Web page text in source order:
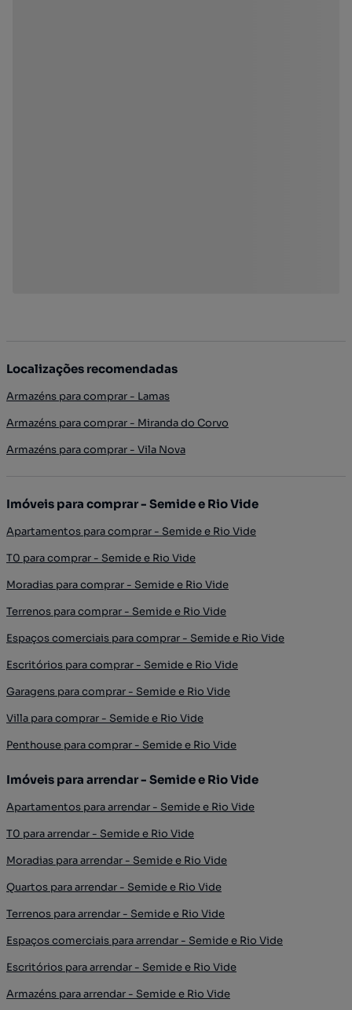
Localizações recomendadas
Armazéns para comprar - Lamas
Armazéns para comprar - Miranda do Corvo
Armazéns para comprar - Vila Nova
Imóveis para comprar - Semide e Rio Vide
Apartamentos para comprar - Semide e Rio Vide
T0 para comprar - Semide e Rio Vide
Moradias para comprar - Semide e Rio Vide
Terrenos para comprar - Semide e Rio Vide
Espaços comerciais para comprar - Semide e Rio Vide
Escritórios para comprar - Semide e Rio Vide
Garagens para comprar - Semide e Rio Vide
Villa para comprar - Semide e Rio Vide
Penthouse para comprar - Semide e Rio Vide
Imóveis para arrendar - Semide e Rio Vide
Apartamentos para arrendar - Semide e Rio Vide
T0 para arrendar - Semide e Rio Vide
Moradias para arrendar - Semide e Rio Vide
Quartos para arrendar - Semide e Rio Vide
Terrenos para arrendar - Semide e Rio Vide
Espaços comerciais para arrendar - Semide e Rio Vide
Escritórios para arrendar - Semide e Rio Vide
Armazéns para arrendar - Semide e Rio Vide